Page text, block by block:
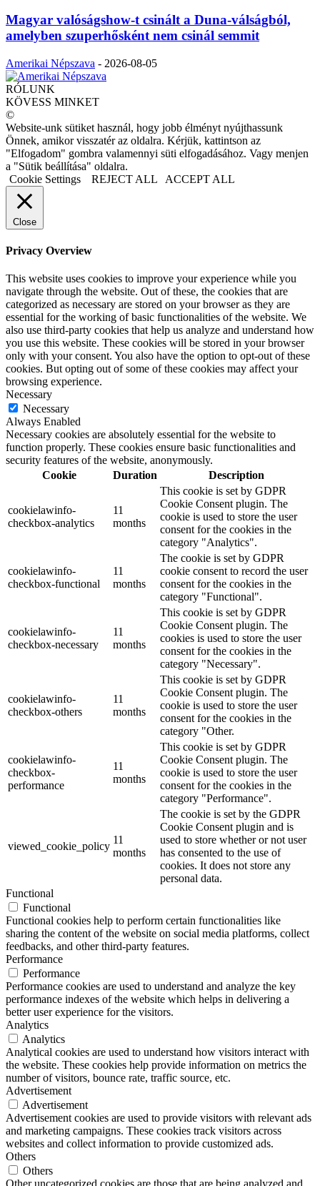
Magyar valóságshow-t csinált a Duna-válságból,
amelyben szuperhősként nem csinál semmit
Amerikai Népszava - 2026-08-05
RÓLUNK
KÖVESS MINKET
©
Website-unk sütiket használ, hogy jobb élményt nyújthassunk
Önnek, amikor visszatér az oldalra. Kérjük, kattintson az
"Elfogadom" gombra valamennyi süti elfogadásához. Vagy menjen
a "Sütik beállítása" oldalra.
Cookie Settings
REJECT ALL ACCEPT ALL
Close
Privacy Overview
This website uses cookies to improve your experience while you
navigate through the website. Out of these, the cookies that are
categorized as necessary are stored on your browser as they are
essential for the working of basic functionalities of the website. We
also use third-party cookies that help us analyze and understand how
you use this website. These cookies will be stored in your browser
only with your consent. You also have the option to opt-out of these
cookies. But opting out of some of these cookies may affect your
browsing experience.
Necessary
Necessary
Always Enabled
Necessary cookies are absolutely essential for the website to
function properly. These cookies ensure basic functionalities and
security features of the website, anonymously.
Cookie
Duration Description
cookielawinfo-
checkbox-analytics
11
months
This cookie is set by GDPR
Cookie Consent plugin. The
cookie is used to store the user
consent for the cookies in the
category "Analytics".
cookielawinfo-
checkbox-functional
11
months
The cookie is set by GDPR
cookie consent to record the user
consent for the cookies in the
category "Functional".
cookielawinfo-
checkbox-necessary
11
months
This cookie is set by GDPR
Cookie Consent plugin. The
cookies is used to store the user
consent for the cookies in the
category "Necessary".
cookielawinfo-
checkbox-others
11
months
This cookie is set by GDPR
Cookie Consent plugin. The
cookie is used to store the user
consent for the cookies in the
category "Other.
cookielawinfo-
checkbox-
performance
11
months
This cookie is set by GDPR
Cookie Consent plugin. The
cookie is used to store the user
consent for the cookies in the
category "Performance".
viewed_cookie_policy
11
months
The cookie is set by the GDPR
Cookie Consent plugin and is
used to store whether or not user
has consented to the use of
cookies. It does not store any
personal data.
Functional
Functional
Functional cookies help to perform certain functionalities like
sharing the content of the website on social media platforms, collect
feedbacks, and other third-party features.
Performance
Performance
Performance cookies are used to understand and analyze the key
performance indexes of the website which helps in delivering a
better user experience for the visitors.
Analytics
Analytics
Analytical cookies are used to understand how visitors interact with
the website. These cookies help provide information on metrics the
number of visitors, bounce rate, traffic source, etc.
Advertisement
Advertisement
Advertisement cookies are used to provide visitors with relevant ads
and marketing campaigns. These cookies track visitors across
websites and collect information to provide customized ads.
Others
Others